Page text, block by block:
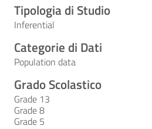
Tipologia di Studio
Inferential
Categorie di Dati
Population data
Grado Scolastico
Grade 13
Grade 8
Grade 5